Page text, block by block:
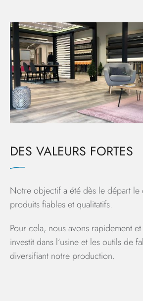
DES VALEURS FORTES
Notre objectif a été dès le départ
produits fiables et qualitatifs.
Pour cela, nous avons rapidement
investit dans l’usine et les outils de
diversifiant notre production.